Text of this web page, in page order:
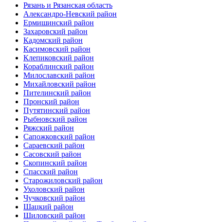
Рязань и Рязанская область
Александро-Невский район
Ермишинский район
Захаровский район
Кадомский район
Касимовский район
Клепиковский район
Кораблинский район
Милославский район
Михайловский район
Пителинский район
Пронский район
Путятинский район
Рыбновский район
Ряжский район
Сапожковский район
Сараевский район
Сасовский район
Скопинский район
Спасский район
Старожиловский район
Ухоловский район
Чучковский район
Шацкий район
Шиловский район